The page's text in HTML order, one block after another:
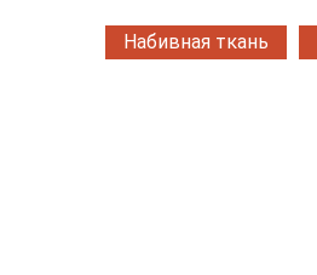
Набивная ткань